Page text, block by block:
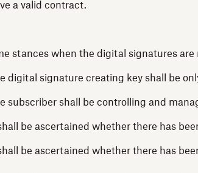
a valid contract.
stances when the digital signatures
digital signature creating key shall be
subscriber shall be controlling and
be ascertained whether there has
be ascertained whether there has